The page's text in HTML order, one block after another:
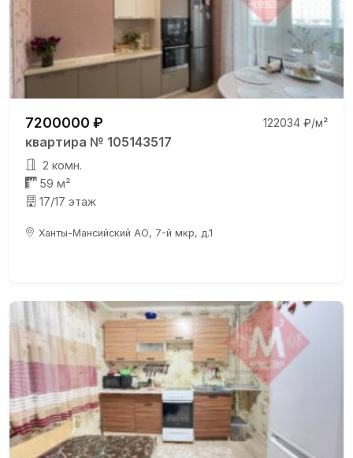
7200000 ₽ 122034 ₽/м²
квартира № 105143517
2 комн.
59 м²
17/17 этаж
Ханты-Мансийский АО, 7-й мкр, д.1